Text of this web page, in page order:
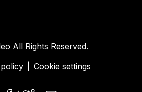
All Rights Reserved.
Cookie settings